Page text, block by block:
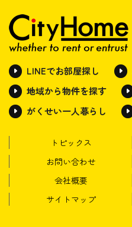
LINEでお部屋探し
地域から物件を探す
がくせい一人暮らし
トピックス
お問い合わせ
会社概要
サイトマップ